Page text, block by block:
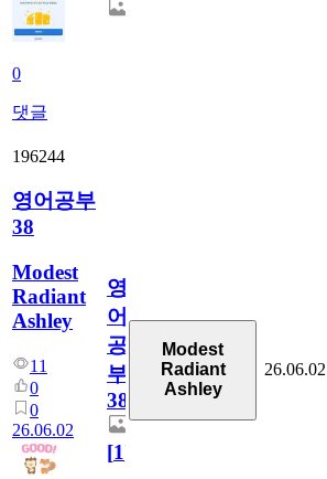
0
댓글
196244
영어공부
38
Modest
Radiant
Ashley
11
0
0
26.06.02
영
어
공
부
38
[1]
Modest
Radiant
Ashley
26.06.02